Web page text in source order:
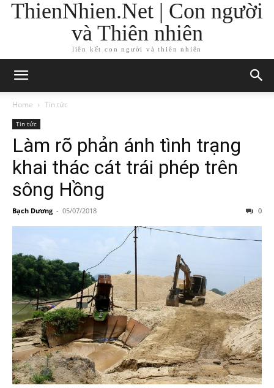
ThienNhien.Net | Con người
và Thiên nhiên
liên kết con người và thiên nhiên
Home Tin tức
Tin tức
Làm rõ phản ánh tình trạng
khai thác cát trái phép trên
sông Hồng
Bạch Dương - 05/07/2018 0